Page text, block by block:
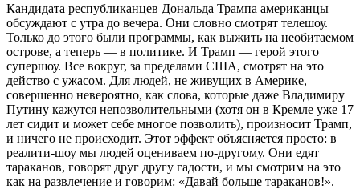
Кандидата республиканцев Дональда Трампа американцы
обсуждают с утра до вечера. Они словно смотрят телешоу.
Только до этого были программы, как выжить на необитаемом
острове, а теперь — в политике. И Трамп — герой этого
супершоу. Все вокруг, за пределами США, смотрят на это
действо с ужасом. Для людей, не живущих в Америке,
совершенно невероятно, как слова, которые даже Владимиру
Путину кажутся непозволительными (хотя он в Кремле уже 17
лет сидит и может себе многое позволить), произносит Трамп,
и ничего не происходит. Этот эффект объясняется просто: в
реалити-шоу мы людей оцениваем по-другому. Они едят
тараканов, говорят друг другу гадости, и мы смотрим на это
как на развлечение и говорим: «Давай больше тараканов!».